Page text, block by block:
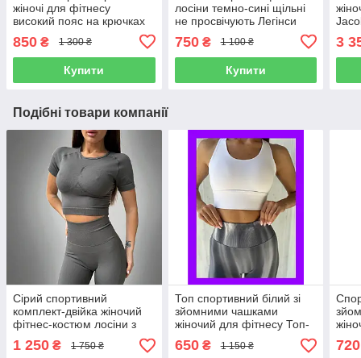
жіночі для фітнесу
високий пояс на крючках
Легінси для тренувань бігу
батальні розміри
850 ₴ 1 300 ₴
Купити
лосіни темно-сині щільні
не просвічують Легінси
високою талією
750₴ 1 100 ₴
Купити
3
Подібні товари компанії
Сірий спортивний
комплект-двійка жіночий
фітнес-костюм лосіни з
пуш ап ефектом та кроп-
топ для тренувань дівчині
1 250 ₴ 1 750 ₴
Топ спортивний білий зі
зйомними чашками
жіночий для фітнесу Топ-
бра для спорту тренувань
бігу
650₴ 1 150 ₴ 720